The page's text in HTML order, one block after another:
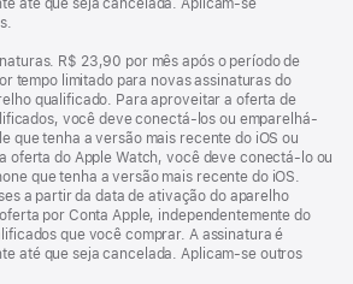
até que seja cancelada. Aplicam-se
R$ 23,90 por mês após o período de
tempo limitado para novas assinaturas do
qualificado. Para aproveitar a oferta de
você deve conectá-los ou emparelhá-
que tenha a versão mais recente do iOS ou
oferta do Apple Watch, você deve conectá-lo ou
que tenha a versão mais recente do iOS.
a partir da data de ativação do aparelho
por Conta Apple, independentemente do
que você comprar. A assinatura é
até que seja cancelada. Aplicam-se outros